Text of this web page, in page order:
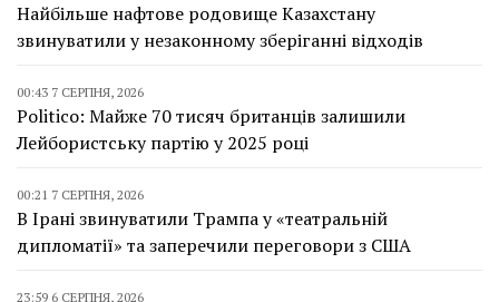
Найбільше нафтове родовище Казахстану
звинуватили у незаконному зберіганні відходів
00:43 7 СЕРПНЯ, 2026
Politico: Майже 70 тисяч британців залишили
Лейбористську партію у 2025 році
00:21 7 СЕРПНЯ, 2026
В Ірані звинуватили Трампа у «театральній
дипломатії» та заперечили переговори з США
23:59 6 СЕРПНЯ, 2026